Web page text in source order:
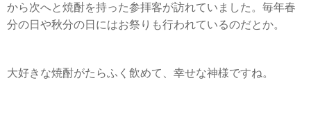
から次へと焼酎を持った参拝客が訪れていました。毎年春
分の日や秋分の日にはお祭りも行われているのだとか。
大好きな焼酎がたらふく飲めて、幸せな神様ですね。